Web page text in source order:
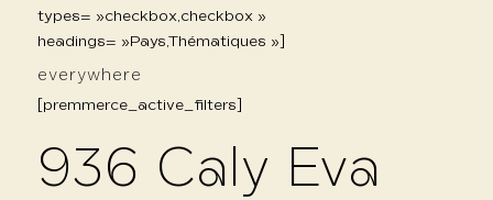
types= »checkbox,checkbox »
headings= »Pays,Thématiques »]
everywhere
[premmerce_active_filters]
936 Caly Eva